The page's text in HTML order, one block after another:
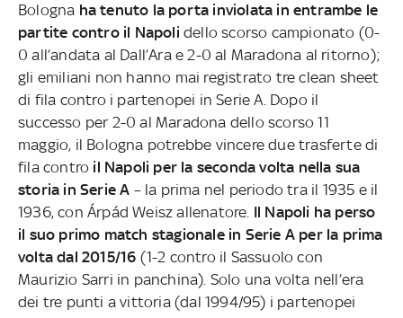
Bologna ha tenuto la porta inviolata in entrambe le
partite contro il Napoli dello scorso campionato (0-
0 all’andata al Dall’Ara e 2-0 al Maradona al ritorno);
gli emiliani non hanno mai registrato tre clean sheet
di fila contro i partenopei in Serie A. Dopo il
successo per 2-0 al Maradona dello scorso 11
maggio, il Bologna potrebbe vincere due trasferte di
fila contro il Napoli per la seconda volta nella sua
storia in Serie A – la prima nel periodo tra il 1935 e il
1936, con Árpád Weisz allenatore. Il Napoli ha perso
il suo primo match stagionale in Serie A per la prima
volta dal 2015/16 (1-2 contro il Sassuolo con
Maurizio Sarri in panchina). Solo una volta nell’era
dei tre punti a vittoria (dal 1994/95) i partenopei